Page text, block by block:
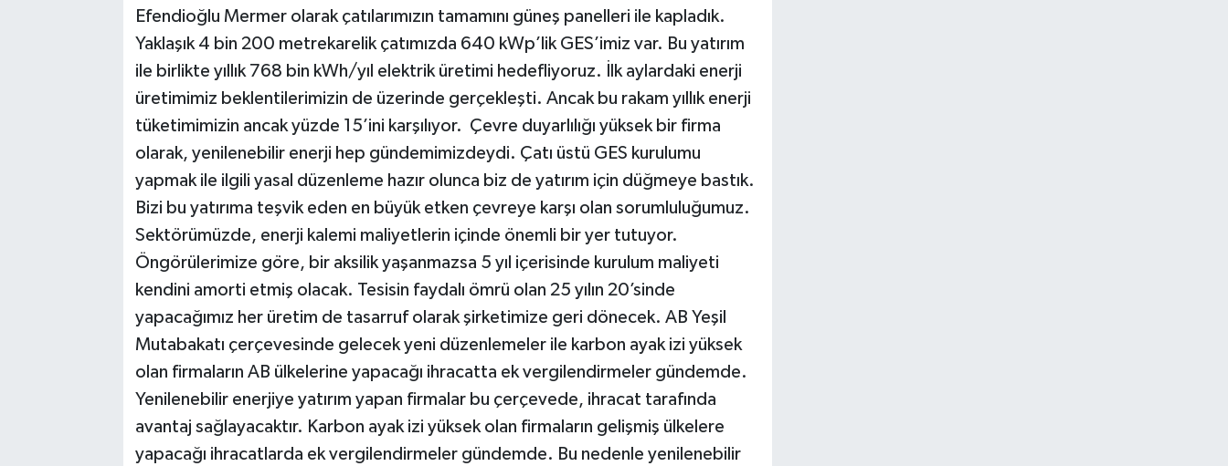
Efendioğlu Mermer olarak çatılarımızın tamamını güneş panelleri ile kapladık.
Yaklaşık 4 bin 200 metrekarelik çatımızda 640 kWp’lik GES’imiz var. Bu yatırım
ile birlikte yıllık 768 bin kWh/yıl elektrik üretimi hedefliyoruz. İlk aylardaki enerji
üretimimiz beklentilerimizin de üzerinde gerçekleşti. Ancak bu rakam yıllık enerji
tüketimimizin ancak yüzde 15’ini karşılıyor. Çevre duyarlılığı yüksek bir firma
olarak, yenilenebilir enerji hep gündemimizdeydi. Çatı üstü GES kurulumu
yapmak ile ilgili yasal düzenleme hazır olunca biz de yatırım için düğmeye bastık.
Bizi bu yatırıma teşvik eden en büyük etken çevreye karşı olan sorumluluğumuz.
Sektörümüzde, enerji kalemi maliyetlerin içinde önemli bir yer tutuyor.
Öngörülerimize göre, bir aksilik yaşanmazsa 5 yıl içerisinde kurulum maliyeti
kendini amorti etmiş olacak. Tesisin faydalı ömrü olan 25 yılın 20’sinde
yapacağımız her üretim de tasarruf olarak şirketimize geri dönecek. AB Yeşil
Mutabakatı çerçevesinde gelecek yeni düzenlemeler ile karbon ayak izi yüksek
olan firmaların AB ülkelerine yapacağı ihracatta ek vergilendirmeler gündemde.
Yenilenebilir enerjiye yatırım yapan firmalar bu çerçevede, ihracat tarafında
avantaj sağlayacaktır. Karbon ayak izi yüksek olan firmaların gelişmiş ülkelere
yapacağı ihracatlarda ek vergilendirmeler gündemde. Bu nedenle yenilenebilir